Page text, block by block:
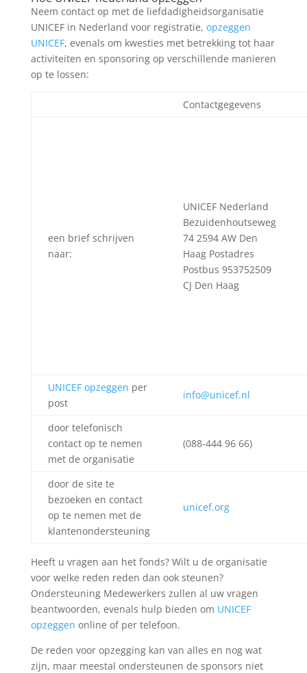
Neem contact op met de liefdadigheidsorganisatie
UNICEF in Nederland voor registratie, opzeggen
UNICEF, evenals om kwesties met betrekking tot haar
activiteiten en sponsoring op verschillende manieren
op te lossen:
Contactgegevens
een brief schrijven
naar:
UNICEF Nederland
Bezuidenhoutseweg
74 2594 AW Den
Haag Postadres
Postbus 953752509
CJ Den Haag
UNICEF opzeggen per
post
info@unicef.nl
door telefonisch
contact op te nemen
met de organisatie
(088-444 96 66)
door de site te
bezoeken en contact
op te nemen met de
klantenondersteuning
unicef.org
Heeft u vragen aan het fonds? Wilt u de organisatie
voor welke reden reden dan ook steunen?
Ondersteuning Medewerkers zullen al uw vragen
beantwoorden, evenals hulp bieden om UNICEF
opzeggen online of per telefoon.
De reden voor opzegging kan van alles en nog wat
zijn, maar meestal ondersteunen de sponsors niet